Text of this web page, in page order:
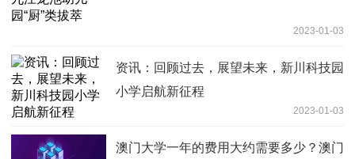
2023-01-03
资讯：回顾过去，展望未来，新川科技园
小学启航新征程
2023-01-03
澳门大学一年的费用大约需要多少？澳门